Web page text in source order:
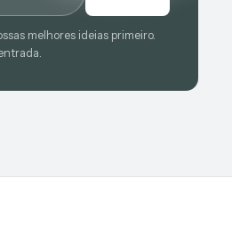
melhores ideias primeiro.